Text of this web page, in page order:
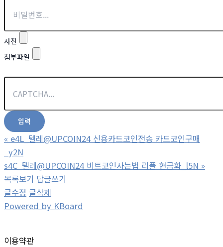
사진
첨부파일
« e4L_텔레@UPCOIN24 신용카드코인전송 카드코인구매
_y2N
s4C_텔레@UPCOIN24 비트코인사는법 리플 현금화_l5N »
목록보기 답글쓰기
글수정 글삭제
Powered by KBoard
이용약관